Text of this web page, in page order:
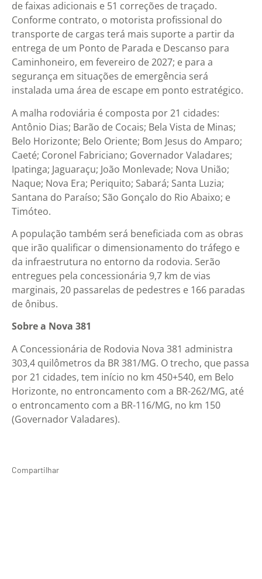
de faixas adicionais e 51 correções de traçado.
Conforme contrato, o motorista profissional do
transporte de cargas terá mais suporte a partir da
entrega de um Ponto de Parada e Descanso para
Caminhoneiro, em fevereiro de 2027; e para a
segurança em situações de emergência será
instalada uma área de escape em ponto estratégico.
A malha rodoviária é composta por 21 cidades:
Antônio Dias; Barão de Cocais; Bela Vista de Minas;
Belo Horizonte; Belo Oriente; Bom Jesus do Amparo;
Caeté; Coronel Fabriciano; Governador Valadares;
Ipatinga; Jaguaraçu; João Monlevade; Nova União;
Naque; Nova Era; Periquito; Sabará; Santa Luzia;
Santana do Paraíso; São Gonçalo do Rio Abaixo; e
Timóteo.
A população também será beneficiada com as obras
que irão qualificar o dimensionamento do tráfego e
da infraestrutura no entorno da rodovia. Serão
entregues pela concessionária 9,7 km de vias
marginais, 20 passarelas de pedestres e 166 paradas
de ônibus.
Sobre a Nova 381
A Concessionária de Rodovia Nova 381 administra
303,4 quilômetros da BR 381/MG. O trecho, que passa
por 21 cidades, tem início no km 450+540, em Belo
Horizonte, no entroncamento com a BR-262/MG, até
o entroncamento com a BR-116/MG, no km 150
(Governador Valadares).
Compartilhar